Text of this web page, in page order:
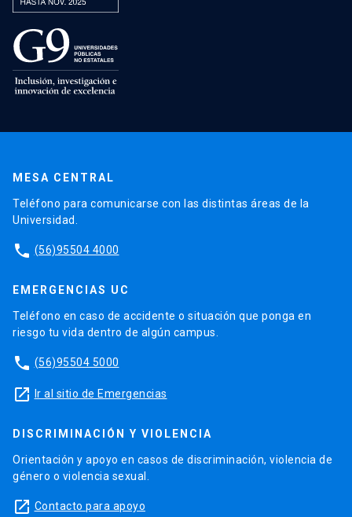
MESA CENTRAL
Teléfono para comunicarse con las distintas áreas de la
Universidad.
phone (56)95504 4000
EMERGENCIAS UC
Teléfono en caso de accidente o situación que ponga en
riesgo tu vida dentro de algún campus.
phone (56)95504 5000
launch Ir al sitio de Emergencias
DISCRIMINACIÓN Y VIOLENCIA
Orientación y apoyo en casos de discriminación, violencia de
género o violencia sexual.
launch Contacto para apoyo